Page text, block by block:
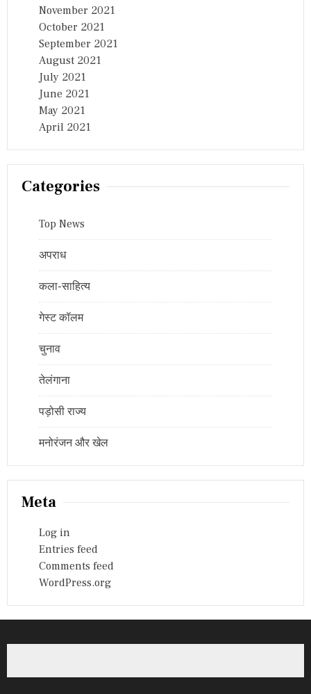
November 2021
October 2021
September 2021
August 2021
July 2021
June 2021
May 2021
April 2021
Categories
Top News
अपराध
कला-साहित्य
गेस्ट कॉलम
चुनाव
तेलंगाना
पड़ोसी राज्य
मनोरंजन और खेल
Meta
Log in
Entries feed
Comments feed
WordPress.org